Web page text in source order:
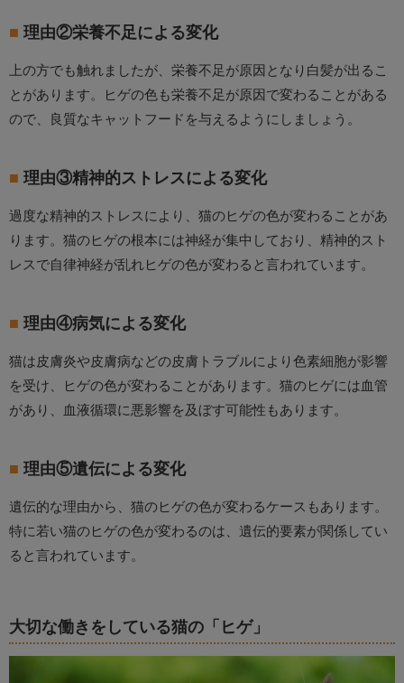
理由②栄養不足による変化
上の方でも触れましたが、栄養不足が原因となり白髪が出るこ
とがあります。ヒゲの色も栄養不足が原因で変わることがある
ので、良質なキャットフードを与えるようにしましょう。
理由③精神的ストレスによる変化
過度な精神的ストレスにより、猫のヒゲの色が変わることがあ
ります。猫のヒゲの根本には神経が集中しており、精神的スト
レスで自律神経が乱れヒゲの色が変わると言われています。
理由④病気による変化
猫は皮膚炎や皮膚病などの皮膚トラブルにより色素細胞が影響
を受け、ヒゲの色が変わることがあります。猫のヒゲには血管
があり、血液循環に悪影響を及ぼす可能性もあります。
理由⑤遺伝による変化
遺伝的な理由から、猫のヒゲの色が変わるケースもあります。
特に若い猫のヒゲの色が変わるのは、遺伝的要素が関係してい
ると言われています。
大切な働きをしている猫の「ヒゲ」